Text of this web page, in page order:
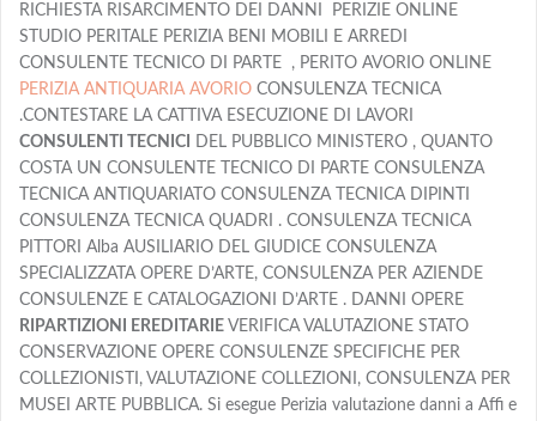
RICHIESTA RISARCIMENTO DEI DANNI PERIZIE ONLINE
STUDIO PERITALE PERIZIA BENI MOBILI E ARREDI
CONSULENTE TECNICO DI PARTE , PERITO AVORIO ONLINE
PERIZIA ANTIQUARIA AVORIO CONSULENZA TECNICA
.CONTESTARE LA CATTIVA ESECUZIONE DI LAVORI
CONSULENTI TECNICI
DEL PUBBLICO MINISTERO , QUANTO
COSTA UN CONSULENTE TECNICO DI PARTE CONSULENZA
TECNICA ANTIQUARIATO CONSULENZA TECNICA DIPINTI
CONSULENZA TECNICA QUADRI . CONSULENZA TECNICA
PITTORI Alba AUSILIARIO DEL GIUDICE CONSULENZA
SPECIALIZZATA OPERE D’ARTE, CONSULENZA PER AZIENDE
CONSULENZE E CATALOGAZIONI D’ARTE . DANNI OPERE
RIPARTIZIONI EREDITARIE VERIFICA VALUTAZIONE STATO
CONSERVAZIONE OPERE CONSULENZE SPECIFICHE PER
COLLEZIONISTI, VALUTAZIONE COLLEZIONI, CONSULENZA PER
MUSEI ARTE PUBBLICA. Si esegue Perizia valutazione danni a Affi e